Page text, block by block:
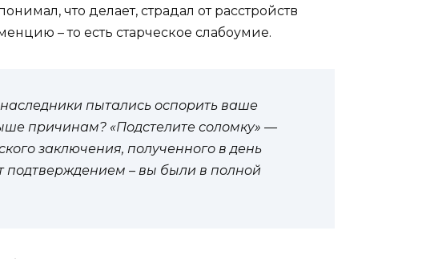
что делает, страдал от расстройств
– то есть старческое слабоумие.
пытались оспорить ваше
причинам? «Подстелите соломку» —
заключения, полученного в день
подтверждением – вы были в полной